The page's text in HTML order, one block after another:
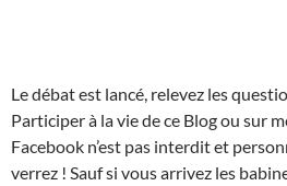
Le débat est lancé, relevez les
Participer à la vie de ce Blog ou sur
Facebook n’est pas interdit et
verrez ! Sauf si vous arrivez les